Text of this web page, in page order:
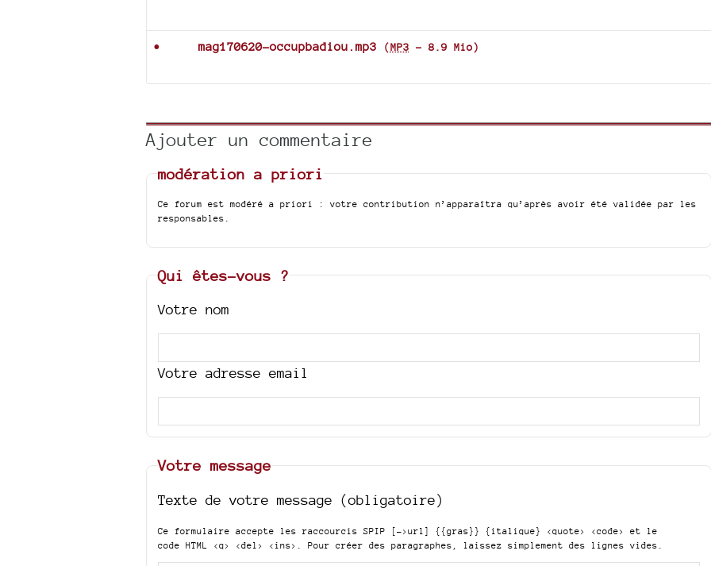
mag170620-occupbadiou.mp3 (MP3 - 8.9 Mio)
Ajouter un commentaire
modération a priori
Ce forum est modéré a priori : votre contribution n’apparaîtra qu’après avoir été validée par les
responsables.
Qui êtes-vous ?
Votre nom
Votre adresse email
Votre message
Texte de votre message (obligatoire)
Ce formulaire accepte les raccourcis SPIP [->url] {{gras}} {italique} <quote> <code>
et le
code HTML <q> <del> <ins> . Pour créer des paragraphes, laissez simplement des lignes vides.